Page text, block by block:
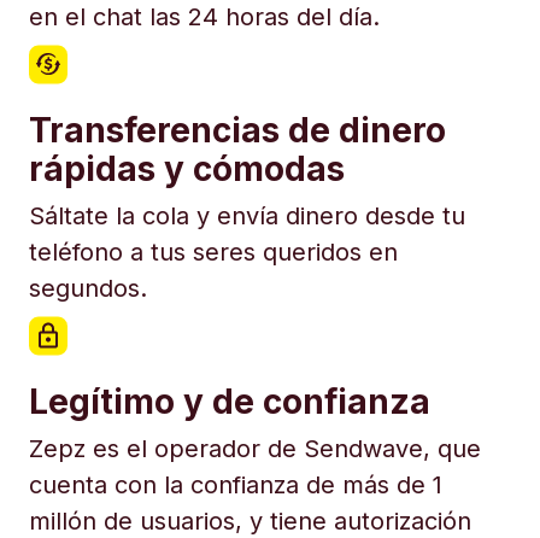
en el chat las 24 horas del día.
Transferencias de dinero
rápidas y cómodas
Sáltate la cola y envía dinero desde tu
teléfono a tus seres queridos en
segundos.
Legítimo y de confianza
Zepz es el operador de Sendwave, que
cuenta con la confianza de más de 1
millón de usuarios, y tiene autorización